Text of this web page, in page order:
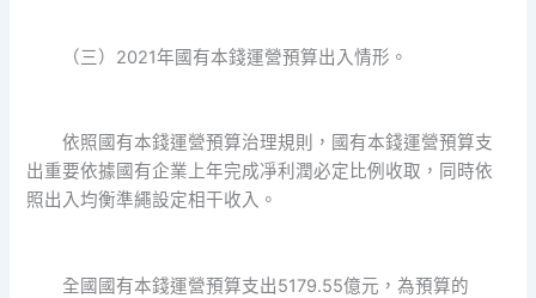
（三）2021年國有本錢運營預算出入情形。
依照國有本錢運營預算治理規則，國有本錢運營預算支
出重要依據國有企業上年完成凈利潤必定比例收取，同時依
照出入均衡準繩設定相干收入。
全國國有本錢運營預算支出5179.55億元，為預算的